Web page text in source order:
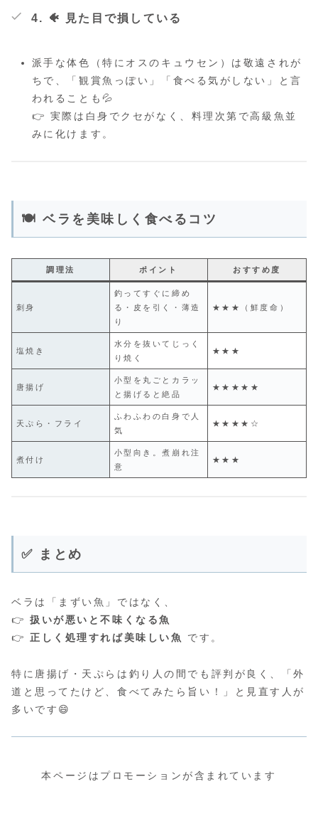
4. 🐠 見た目で損している
派手な体色（特にオスのキュウセン）は敬遠されが
ちで、「観賞魚っぽい」「食べる気がしない」と言
われることも💦
👉 実際は白身でクセがなく、料理次第で高級魚並
みに化けます。
🍽 ベラを美味しく食べるコツ
調理法 ポイント おすすめ度
刺身
釣ってすぐに締め
る・皮を引く・薄造
り
★★★（鮮度命）
塩焼き
水分を抜いてじっく
り焼く
★★★
唐揚げ
小型を丸ごとカラッ
と揚げると絶品
★★★★★
天ぷら・フライ
ふわふわの白身で人
気
★★★★☆
煮付け
小型向き。煮崩れ注
意
★★★
✅ まとめ
ベラは「まずい魚」ではなく、
👉扱いが悪いと不味くなる魚
👉正しく処理すれば美味しい魚 です。
特に唐揚げ・天ぷらは釣り人の間でも評判が良く、「外
道と思ってたけど、食べてみたら旨い！」と見直す人が
多いです😄
本ページはプロモーションが含まれています